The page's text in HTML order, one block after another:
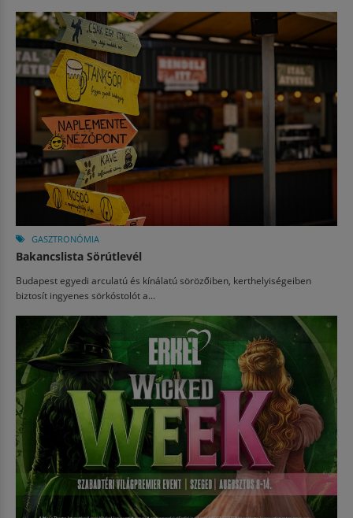
GASZTRONÓMIA
Bakancslista Sörútlevél
Budapest egyedi arculatú és kínálatú sörözőiben, kerthelyiségeiben
biztosít ingyenes sörkóstolót a...